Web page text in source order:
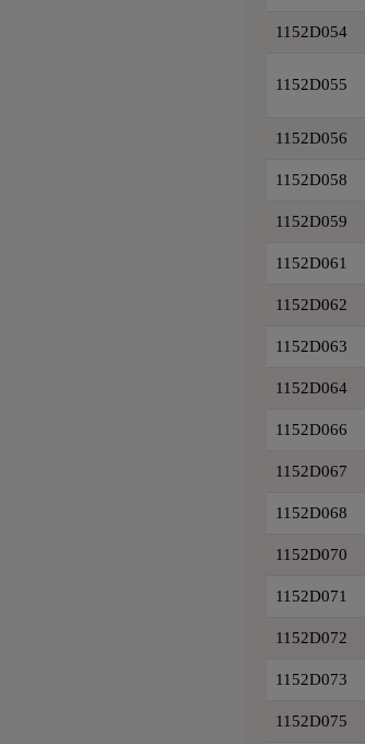
1152D054
1152D055
1152D056
1152D058
1152D059
1152D061
1152D062
1152D063
1152D064
1152D066
1152D067
1152D068
1152D070
1152D071
1152D072
1152D073
1152D075